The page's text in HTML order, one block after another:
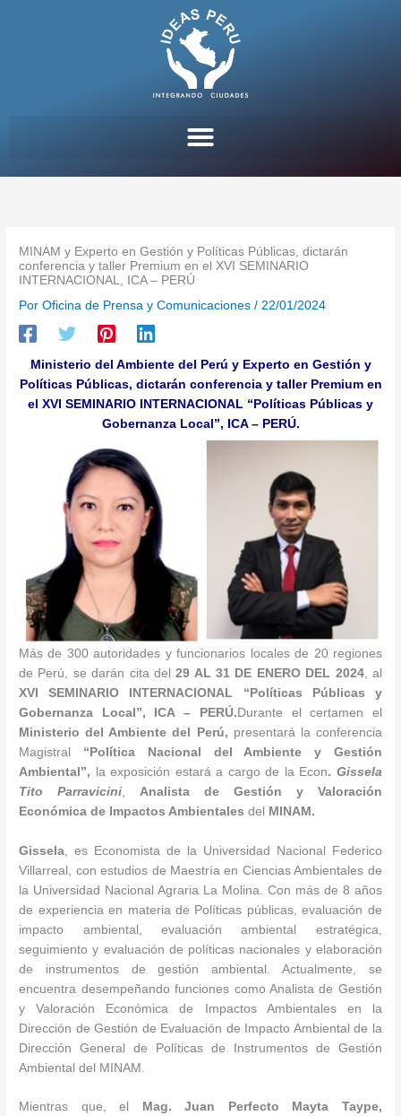
MINAM y Experto en Gestión y Políticas Públicas, dictarán
conferencia y taller Premium en el XVI SEMINARIO
INTERNACIONAL, ICA – PERÚ
PorOficina de Prensa y Comunicaciones/22/01/2024
Ministerio del Ambiente del Perú y Experto en Gestión y
Políticas Públicas, dictarán conferencia y taller Premium en
el XVI SEMINARIO INTERNACIONAL “Políticas Públicas y
Gobernanza Local”, ICA – PERÚ.
Más de 300 autoridades y funcionarios locales de 20 regiones
de Perú, se darán cita del29 AL 31 DE ENERO DEL 2024, al
XVI SEMINARIO INTERNACIONAL “Políticas Públicas y
Gobernanza Local”, ICA – PERÚ.Durante el certamen el
Ministerio del Ambiente del Perú, presentará la conferencia
Magistral “Política Nacional del Ambiente y Gestión
Ambiental”, la exposición estará a cargo de la Econ. Gissela
Tito Parravicini
Analista de Gestión y Valoración
Económica de Impactos Ambientales del MINAM.
Gissela , es Economista de la Universidad Nacional Federico
Villarreal, con estudios de Maestría en Ciencias Ambientales de
la Universidad Nacional Agraria La Molina. Con más de 8 años
de experiencia en materia de Políticas públicas, evaluación de
impacto ambiental, evaluación ambiental estratégica,
seguimiento y evaluación de políticas nacionales y elaboración
de instrumentos de gestión ambiental. Actualmente, se
encuentra desempeñando funciones como Analista de Gestión
y Valoración Económica de Impactos Ambientales en la
Dirección de Gestión de Evaluación de Impacto Ambiental de la
Dirección General de Políticas de Instrumentos de Gestión
Ambiental del MINAM.
Mientras que, el Mag. Juan Perfecto Mayta Taype,